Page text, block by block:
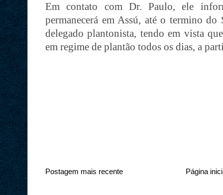
Em contato com Dr. Paulo, ele
permanecerá em Assú, até o termino do
delegado plantonista, tendo em vista
em regime de plantão todos os dias, a
Postagem mais recente Página